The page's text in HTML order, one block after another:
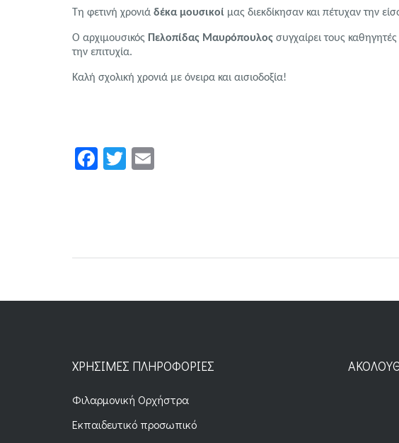
Τη φετινή χρονιά δέκα μουσικοί μας διεκδίκησαν και πέτυχαν την
Ο αρχιμουσικός Πελοπίδας Μαυρόπουλος συγχαίρει τους
την επιτυχία.
Καλή σχολική χρονιά με όνειρα και αισιοδοξία!
Facebook
Twitter
ΧΡΉΣΙΜΕΣ ΠΛΗΡΟΦΟΡΊΕΣ
Φιλαρμονική Ορχήστρα
Εκπαιδευτικό προσωπικό